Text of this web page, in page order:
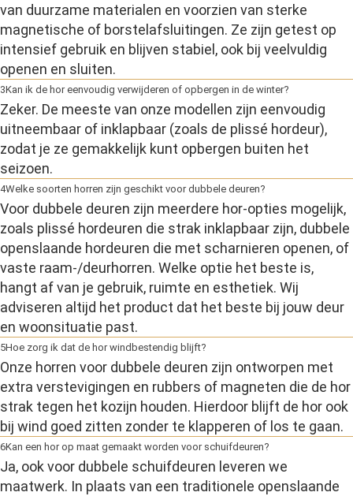
van duurzame materialen en voorzien van sterke
magnetische of borstelafsluitingen. Ze zijn getest op
intensief gebruik en blijven stabiel, ook bij veelvuldig
openen en sluiten.
3Kan ik de hor eenvoudig verwijderen of opbergen in de winter?
Zeker. De meeste van onze modellen zijn eenvoudig
uitneembaar of inklapbaar (zoals de plissé hordeur),
zodat je ze gemakkelijk kunt opbergen buiten het
seizoen.
4Welke soorten horren zijn geschikt voor dubbele deuren?
Voor dubbele deuren zijn meerdere hor-opties mogelijk,
zoals plissé hordeuren die strak inklapbaar zijn, dubbele
openslaande hordeuren die met scharnieren openen, of
vaste raam-/deurhorren. Welke optie het beste is,
hangt af van je gebruik, ruimte en esthetiek. Wij
adviseren altijd het product dat het beste bij jouw deur
en woonsituatie past.
5Hoe zorg ik dat de hor windbestendig blijft?
Onze horren voor dubbele deuren zijn ontworpen met
extra verstevigingen en rubbers of magneten die de hor
strak tegen het kozijn houden. Hierdoor blijft de hor ook
bij wind goed zitten zonder te klapperen of los te gaan.
6Kan een hor op maat gemaakt worden voor schuifdeuren?
Ja, ook voor dubbele schuifdeuren leveren we
maatwerk. In plaats van een traditionele openslaande